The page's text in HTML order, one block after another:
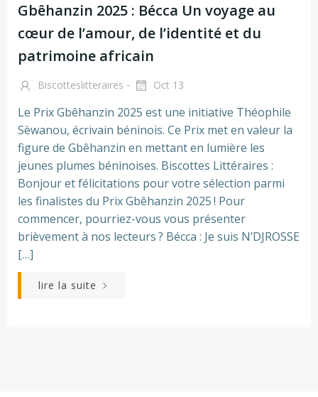
Gbêhanzin 2025 : Bécca Un voyage au
cœur de l’amour, de l’identité et du
patrimoine africain
Biscotteslitteraires - Oct 13
Le Prix Gbêhanzin 2025 est une initiative Théophile
Sèwanou, écrivain béninois. Ce Prix met en valeur la
figure de Gbêhanzin en mettant en lumière les
jeunes plumes béninoises. Biscottes Littéraires :
Bonjour et félicitations pour votre sélection parmi
les finalistes du Prix Gbêhanzin 2025 ! Pour
commencer, pourriez-vous vous présenter
brièvement à nos lecteurs ? Bécca : Je suis N’DJROSSE
[…]
lire la suite